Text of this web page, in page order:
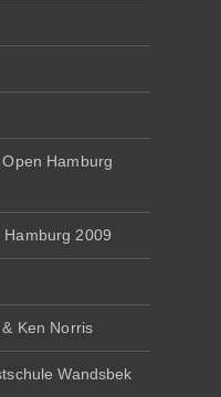
Hamburg
Hamburg 2009
Ken Norris
Wandsbek